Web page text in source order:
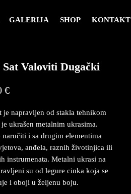
GALERIJA SHOP KONTAKT
Valoviti Dugački
€Price
je napravljen od stakla tehnikom
ukrašen metalnim ukrasima.
naručiti i sa drugim elementima
anđela, raznih životinjica ili
instrumenata. Metalni ukrasi na
su od legure cinka koja se
i oboji u željenu boju.